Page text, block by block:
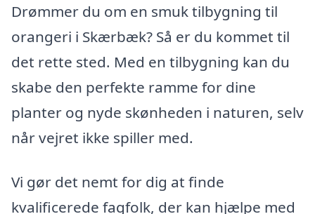
Drømmer du om en smuk tilbygning til
orangeri i Skærbæk? Så er du kommet til
det rette sted. Med en tilbygning kan du
skabe den perfekte ramme for dine
planter og nyde skønheden i naturen, selv
når vejret ikke spiller med.
Vi gør det nemt for dig at finde
kvalificerede fagfolk, der kan hjælpe med